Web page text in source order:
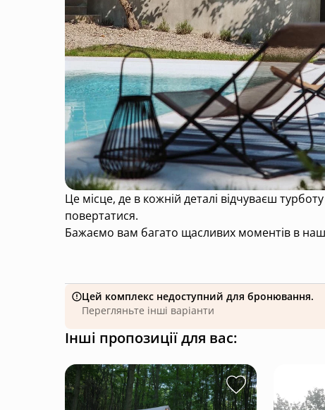
Це місце, де в кожній деталі відчуваєш турботу про себе, де
повертатися.
Бажаємо вам багато щасливих моментів в
Цей комплекс недоступний для бронювання.
Перегляньте інші варіанти
Інші пропозиції для вас: